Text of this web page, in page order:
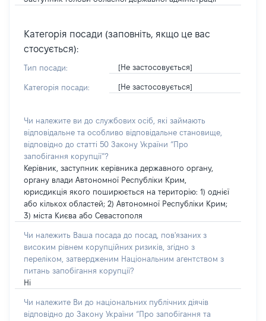
Категорія посади (заповніть, якщо це вас
стосується):
Тип посади: [Не застосовується]
Категорія посади: [Не застосовується]
Чи належите ви до службових осіб, які займають
відповідальне та особливо відповідальне становище,
відповідно до статті 50 Закону України “Про
запобігання корупції”?
Керівник, заступник керівника державного органу,
органу влади Автономної Республіки Крим,
юрисдикція якого поширюється на територію: 1) однієї
або кількох областей; 2) Автономної Республіки Крим;
3) міста Києва або Севастополя
Чи належить Ваша посада до посад, пов'язаних з
високим рівнем корупційних ризиків, згідно з
переліком, затвердженим Національним агентством з
питань запобігання корупції?
Ні
Чи належите Ви до національних публічних діячів
відповідно до Закону України “Про запобігання та